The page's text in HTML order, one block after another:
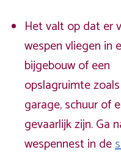
Het valt op dat er
wespen vliegen in
bijgebouw of een
opslagruimte
garage, schuur of
gevaarlijk zijn. Ga
wespennest in de